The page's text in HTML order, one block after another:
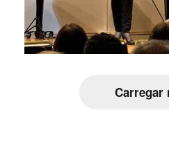
Carregar